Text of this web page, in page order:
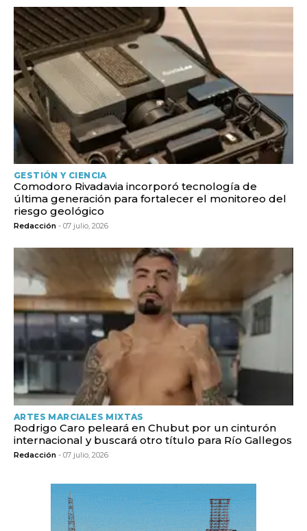
GESTIÓN Y CIENCIA
Comodoro Rivadavia incorporó tecnología de
última generación para fortalecer el monitoreo del
riesgo geológico
Redacción - 07 julio, 2026
ARTES MARCIALES MIXTAS
Rodrigo Caro peleará en Chubut por un cinturón
internacional y buscará otro título para Río Gallegos
Redacción - 07 julio, 2026